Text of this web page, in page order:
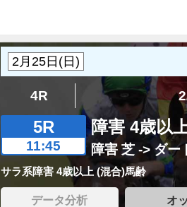
4R
5R
11:45
障害 4歳以
障害 芝 -> ダ
サラ系障害 4歳以上 (混合)馬齢
データ分析 オ